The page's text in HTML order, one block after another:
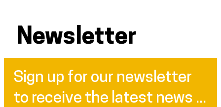
Newsletter
Sign up for our newsletter
to receive the latest news ...